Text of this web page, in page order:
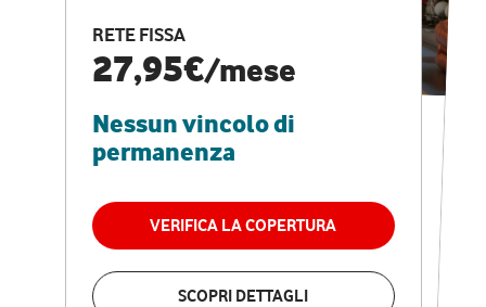
RETE FISSA
27,95€/mese
Nessun vincolo di
permanenza
VERIFICA LA COPERTURA
SCOPRI DETTAGLI
Internet veloce e
vantaggi speciali
RETE FISSA + VODAFONE CLUB
29,95€
permanenza
VERIFICA LA COPERTURA